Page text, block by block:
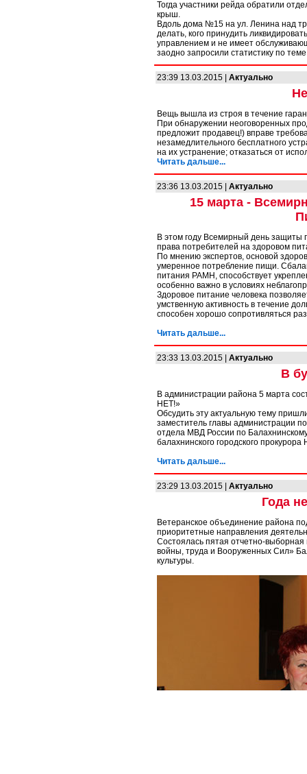
Тогда участники рейда обратили
крыш.
Вдоль дома №15 на ул. Ленина над
делать, кого принудить
управлением и не имеет
заодно запросили статистику по
23:39 13.03.2015 | Актуально
Вещь вышла из строя в течение
При обнаружении неоговоренных
предложит продавец!) вправе
незамедлительного бесплатного
на их устранение; отказаться от
Читать дальше...
23:36 13.03.2015 | Актуально
15 марта -
В этом году Всемирный день защиты
права потребителей на здоровом
По мнению экспертов, основой
умеренное потребление пищи.
питания РАМН, способствует
особенно важно в условиях
Здоровое питание человека
умственную активность в течение
способен хорошо сопротивляться
Читать дальше...
23:33 13.03.2015 | Актуально
В
В администрации района 5 марта
НЕТ!»
Обсудить эту актуальную тему
заместитель главы администрации
отдела МВД России по
балахнинского городского
Читать дальше...
23:29 13.03.2015 | Актуально
Года
Ветеранское объединение района
приоритетные направления
Состоялась пятая отчетно-
войны, труда и Вооруженных Сил»
культуры.